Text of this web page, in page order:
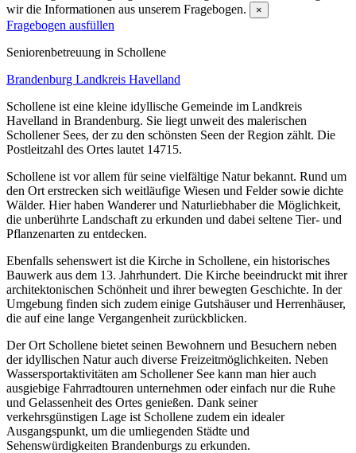
wir die Informationen aus unserem Fragebogen.
×
Fragebogen ausfüllen
Senioren­betreuung in Schollene
Brandenburg Landkreis Havelland
Schollene ist eine kleine idyllische Gemeinde im Landkreis
Havelland in Brandenburg. Sie liegt unweit des malerischen
Schollener Sees, der zu den schönsten Seen der Region zählt. Die
Postleitzahl des Ortes lautet 14715.
Schollene ist vor allem für seine vielfältige Natur bekannt. Rund um
den Ort erstrecken sich weitläufige Wiesen und Felder sowie dichte
Wälder. Hier haben Wanderer und Naturliebhaber die Möglichkeit,
die unberührte Landschaft zu erkunden und dabei seltene Tier- und
Pflanzenarten zu entdecken.
Ebenfalls sehenswert ist die Kirche in Schollene, ein historisches
Bauwerk aus dem 13. Jahrhundert. Die Kirche beeindruckt mit ihrer
architektonischen Schönheit und ihrer bewegten Geschichte. In der
Umgebung finden sich zudem einige Gutshäuser und Herrenhäuser,
die auf eine lange Vergangenheit zurückblicken.
Der Ort Schollene bietet seinen Bewohnern und Besuchern neben
der idyllischen Natur auch diverse Freizeitmöglichkeiten. Neben
Wassersportaktivitäten am Schollener See kann man hier auch
ausgiebige Fahrradtouren unternehmen oder einfach nur die Ruhe
und Gelassenheit des Ortes genießen. Dank seiner
verkehrsgünstigen Lage ist Schollene zudem ein idealer
Ausgangspunkt, um die umliegenden Städte und
Sehenswürdigkeiten Brandenburgs zu erkunden.